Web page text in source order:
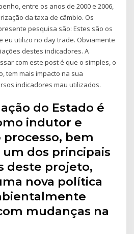
entre os anos de 2000 e 2006,
da taxa de câmbio. Os
pesquisa são: Estes são os
eu utilizo no day trade. Obviamente
destes indicadores. A
com este post é que o simples, o
tem mais impacto na sua
indicadores mau utilizados.
do Estado é
indutor e
bem
dos principais
deste projeto,
nova política
mudanças na